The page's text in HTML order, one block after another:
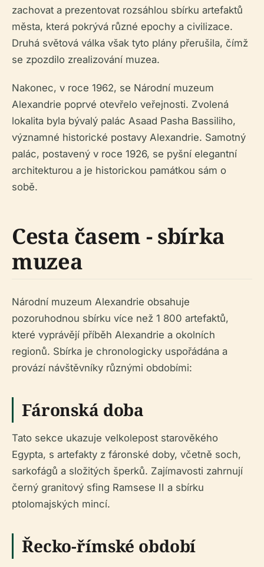
zachovat a prezentovat rozsáhlou sbírku artefaktů
města, která pokrývá různé epochy a civilizace.
Druhá světová válka však tyto plány přerušila, čímž
se zpozdilo zrealizování muzea.
Nakonec, v roce 1962, se Národní muzeum
Alexandrie poprvé otevřelo veřejnosti. Zvolená
lokalita byla bývalý palác Asaad Pasha Bassiliho,
významné historické postavy Alexandrie. Samotný
palác, postavený v roce 1926, se pyšní elegantní
architekturou a je historickou památkou sám o
sobě.
Cesta časem - sbírka
muzea
Národní muzeum Alexandrie obsahuje
pozoruhodnou sbírku více než 1 800 artefaktů,
které vyprávějí příběh Alexandrie a okolních
regionů. Sbírka je chronologicky uspořádána a
provází návštěvníky různými obdobími:
Fáronská doba
Tato sekce ukazuje velkolepost starověkého
Egypta, s artefakty z fáronské doby, včetně soch,
sarkofágů a složitých šperků. Zajímavosti zahrnují
černý granitový sfing Ramsese II a sbírku
ptolomajských mincí.
Řecko-římské období